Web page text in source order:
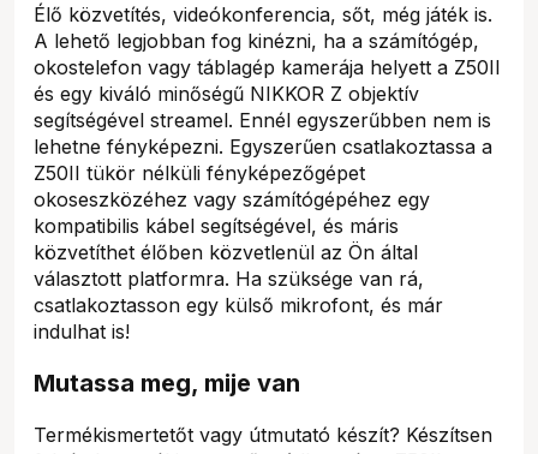
Élő közvetítés, videókonferencia, sőt, még játék is.
A lehető legjobban fog kinézni, ha a számítógép,
okostelefon vagy táblagép kamerája helyett a Z50II
és egy kiváló minőségű NIKKOR Z objektív
segítségével streamel. Ennél egyszerűbben nem is
lehetne fényképezni. Egyszerűen csatlakoztassa a
Z50II tükör nélküli fényképezőgépet
okoseszközéhez vagy számítógépéhez egy
kompatibilis kábel segítségével, és máris
közvetíthet élőben közvetlenül az Ön által
választott platformra. Ha szüksége van rá,
csatlakoztasson egy külső mikrofont, és már
indulhat is!
Mutassa meg, mije van
Termékismertetőt vagy útmutató készít? Készítsen